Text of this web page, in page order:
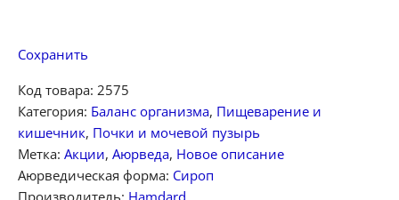
Сохранить
Код товара: 2575
Категория: Баланс организма, Пищеварение и
кишечник, Почки и мочевой пузырь
Метка: Акции, Аюрведа, Новое описание
Аюрведическая форма: Сироп
Производитель: Hamdard